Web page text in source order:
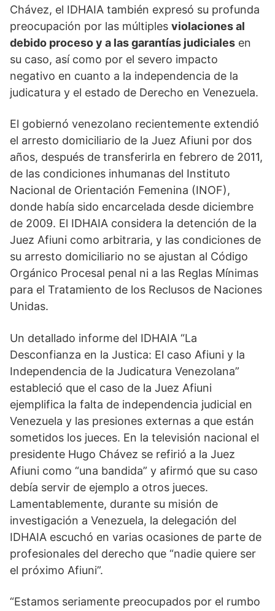
Chávez, el IDHAIA también expresó su profunda
preocupación por las múltiples violaciones al
debido proceso y a las garantías judiciales en
su caso, así como por el severo impacto
negativo en cuanto a la independencia de la
judicatura y el estado de Derecho en Venezuela.
El gobiernó venezolano recientemente extendió
el arresto domiciliario de la Juez Afiuni por dos
años, después de transferirla en febrero de 2011,
de las condiciones inhumanas del Instituto
Nacional de Orientación Femenina (INOF),
donde había sido encarcelada desde diciembre
de 2009. El IDHAIA considera la detención de la
Juez Afiuni como arbitraria, y las condiciones de
su arresto domiciliario no se ajustan al Código
Orgánico Procesal penal ni a las Reglas Mínimas
para el Tratamiento de los Reclusos de Naciones
Unidas.
Un detallado informe del IDHAIA “La
Desconfianza en la Justica: El caso Afiuni y la
Independencia de la Judicatura Venezolana”
estableció que el caso de la Juez Afiuni
ejemplifica la falta de independencia judicial en
Venezuela y las presiones externas a que están
sometidos los jueces. En la televisión nacional el
presidente Hugo Chávez se refirió a la Juez
Afiuni como “una bandida” y afirmó que su caso
debía servir de ejemplo a otros jueces.
Lamentablemente, durante su misión de
investigación a Venezuela, la delegación del
IDHAIA escuchó en varias ocasiones de parte de
profesionales del derecho que “nadie quiere ser
el próximo Afiuni”.
“Estamos seriamente preocupados por el rumbo